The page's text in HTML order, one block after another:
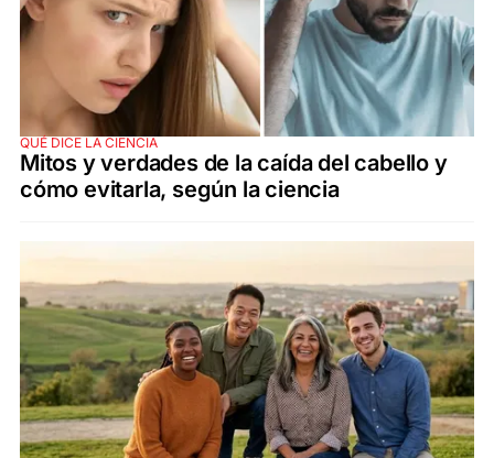
QUÉ DICE LA CIENCIA
Mitos y verdades de la caída del cabello y
cómo evitarla, según la ciencia